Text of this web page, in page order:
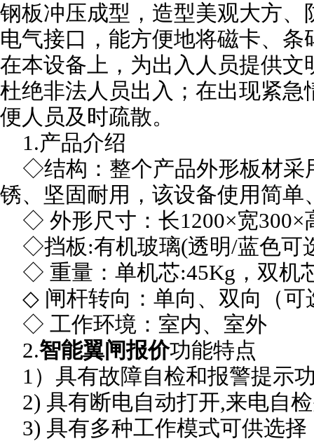
钢板冲压成型，造型美观大方
电气接口，能方便地将磁卡、
在本设备上，为出入人员提供
杜绝非法人员出入；在出现紧
便人员及时疏散。
1.产品介绍
◇结构：整个产品外形板材采
锈、坚固耐用，该设备使用简单
◇ 外形尺寸：长1200×宽300×
◇挡板:有机玻璃(透明/蓝色可
◇ 重量：单机芯:45Kg，双机
◇ 闸杆转向：单向、双向（可
◇ 工作环境：室内、室外
2.智能翼闸报价功能特点
1）具有故障自检和报警提示
2) 具有断电自动打开,来电自
3) 具有多种工作模式可供选